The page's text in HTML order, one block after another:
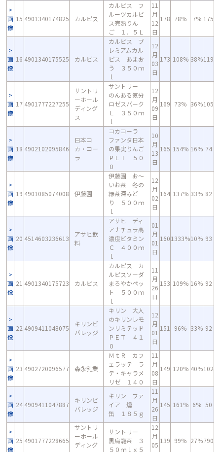
画
像
15 4901340174825 カルピス
カルピス フ
ルーツカルピ
ス完熟りん
ご １．５Ｌ
11
月
12
日
178 78% 7% 175
画
像
16 4901340175525 カルピス
カルピス プ
レミアムカル
ピス あまお
う ３５０ｍ
ｌ
12
月
03
日
173 108% 38%119
画
像
17 4901777227255
サントリ
ーホール
ディング
ス
サントリー
のんある気分
ロゼスパーク
Ｌ ３５０ｍ
ｌ
12
月
09
日
169 73% 36%105
画
像
18 4902102095846
日本コ
カ・コー
ラ
コカコーラ
ファンタ日本
の果実りんご
ＰＥＴ ５０
０
10
月
13
日
165 154% 16% 74
画
像
19 4901085074008 伊藤園
伊藤園 お～
いお茶 冬の
緑茶深みど
り ５００ｍ
ｌ
12
月
02
日
164 137% 33% 82
画
像
20 4514603236613
アサヒ飲
料
アサヒ ディ
アナチュラ高
濃度ビタミン
Ｃ ４００ｍ
ｌ
01
月
01
日
1601333%10% 93
画
像
21 4901340175723 カルピス
カルピス カ
ルピスソーダ
まろやかペッ
ト ５００ｍ
ｌ
11
月
26
日
153 109% 16% 92
画
像
22 4909411048075
キリンビ
バレッジ
キリン 大人
のキリンレモ
ンリミテッド
ＰＥＴ ４１
０
12
月
01
日
151 96% 33% 92
画
像
23 4902720096577 森永乳業
ＭｔＲ カフ
ェラッテ ラ
テ・キャラメ
リゼ １４０
11
月
08
日
149 120% 40%102
画
像
24 4909411047887
キリンビ
バレッジ
キリン ファ
イア 燻
缶 １８５ｇ
11
月
26
日
145 161% 6% 50
画
像
25 4901777228665
サントリ
ーホール
ディング
サントリー
黒烏龍茶 ３
５０ｍｌｘ５
12
月
05
139 99% 27%790